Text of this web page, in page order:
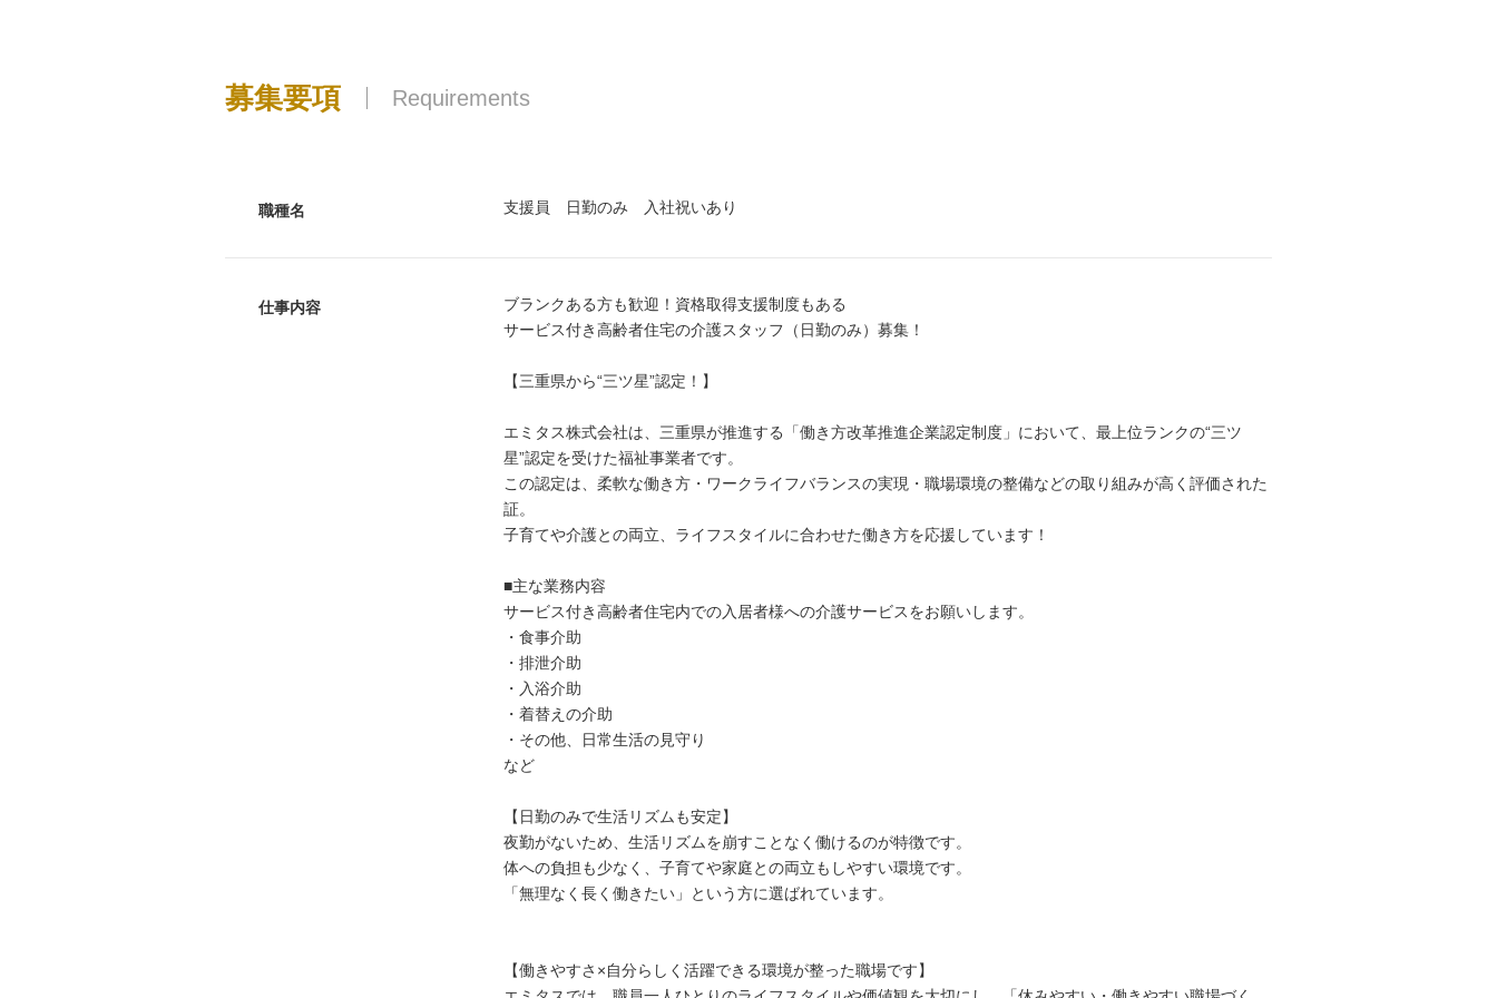
募集要項 Requirements
職種名 支援員 日勤のみ 入社祝いあり
仕事内容
ブランクある方も歓迎！資格取得支援制度もある
サービス付き高齢者住宅の介護スタッフ（日勤のみ）募集！
【三重県から“三ツ星”認定！】
エミタス株式会社は、三重県が推進する「働き方改革推進企業認定制度」において、最上位ランクの“三ツ
星”認定を受けた福祉事業者です。
この認定は、柔軟な働き方・ワークライフバランスの実現・職場環境の整備などの取り組みが高く評価された
証。
子育てや介護との両立、ライフスタイルに合わせた働き方を応援しています！
■主な業務内容
サービス付き高齢者住宅内での入居者様への介護サービスをお願いします。
・食事介助
・排泄介助
・入浴介助
・着替えの介助
・その他、日常生活の見守り
など
【日勤のみで生活リズムも安定】
夜勤がないため、生活リズムを崩すことなく働けるのが特徴です。
体への負担も少なく、子育てや家庭との両立もしやすい環境です。
「無理なく長く働きたい」という方に選ばれています。
【働きやすさ×自分らしく活躍できる環境が整った職場です】